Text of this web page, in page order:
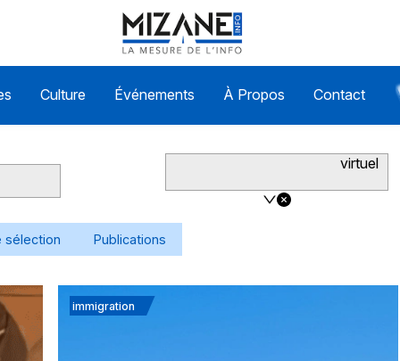
Culture Événements À Propos Contact
virtuel
sélection Publications
immigration